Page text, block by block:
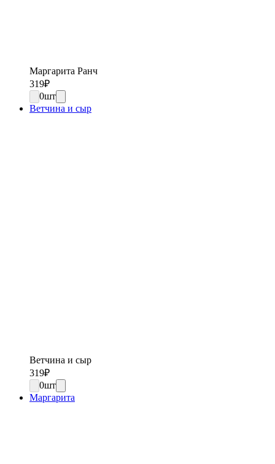
Маргарита Ранч
319₽
0шт
Ветчина и сыр
Ветчина и сыр
319₽
0шт
Маргарита